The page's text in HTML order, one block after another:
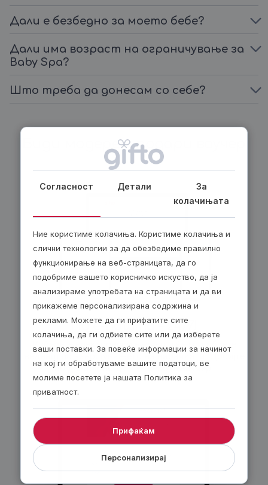
Дали е безбедно за моето бебе?
Дали има возраст на ограничување за
Baby Spa?
Што треба да донесам со себе?
Биди модерен, подари ваучер
По е-пошта – 24/7!
Изберете електронски ваучер и ќе го добиете
веднаш по завршувањето на нарачката. Добијте
30 денари попуст за секој е-ваучер.
Согласност Детали
За
колачињата
Ние користиме колачиња. Користиме колачиња и
слични технологии за да обезбедиме правилно
функционирање на веб-страницата, да го
подобриме вашето корисничко искуство, да ја
анализираме употребата на страницата и да ви
прикажеме персонализирана содржина и
реклами. Можете да ги прифатите сите
колачиња, да ги одбиете сите или да изберете
ваши поставки. За повеќе информации за начинот
на кој ги обработуваме вашите податоци, ве
молиме посетете ја нашата Политика за
приватност.
Персонализирај
Прифаќам